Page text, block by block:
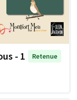
- 1
Retenue